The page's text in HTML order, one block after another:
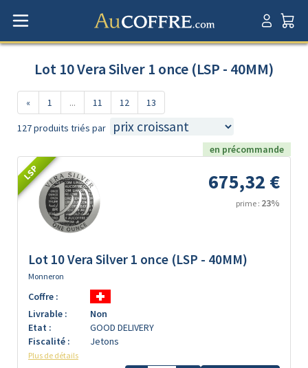
Lot 10 Vera Silver 1 once (LSP - 40MM)
« 1 ... 11 12 13
127 produits triés par
en précommande
LSP 675,32 €
prime : 23%
Lot 10 Vera Silver 1 once (LSP - 40MM)
Monneron
Coffre :
Livrable :
Non
Etat :
GOOD DELIVERY
Fiscalité :
Jetons
Plus de détails